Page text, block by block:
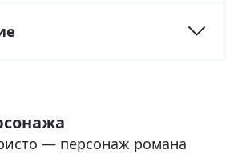
— персонаж романа